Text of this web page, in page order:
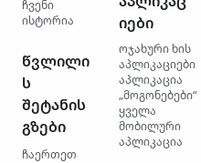
ჩვენი
ისტორია
წვლილი
ს
შეტანის
გზები
ჩაერთეთ
იები
ოჯახური ხის
აპლიკაციები
აპლიკაცია
„მოგონებები“
ყველა
მობილური
აპლიკაცია